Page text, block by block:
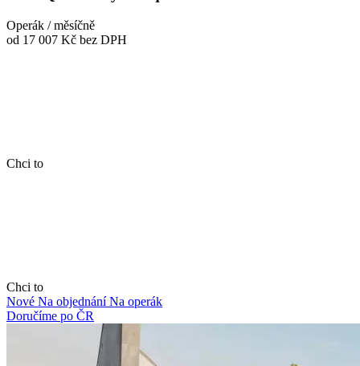
Operák / měsíčně
od 17 007 Kč bez DPH
Chci to
Chci to
Nové Na objednáníNa operák
Doručíme po ČR